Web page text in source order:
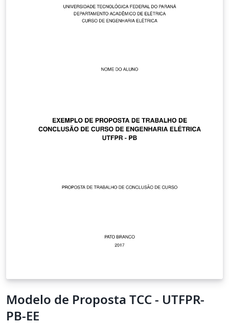
Modelo de Proposta TCC - UTFPR-
PB-EE